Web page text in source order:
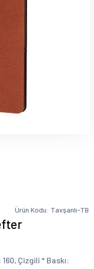
Ürün Kodu: Tavşanlı-TB
Çizgili * Baskı: